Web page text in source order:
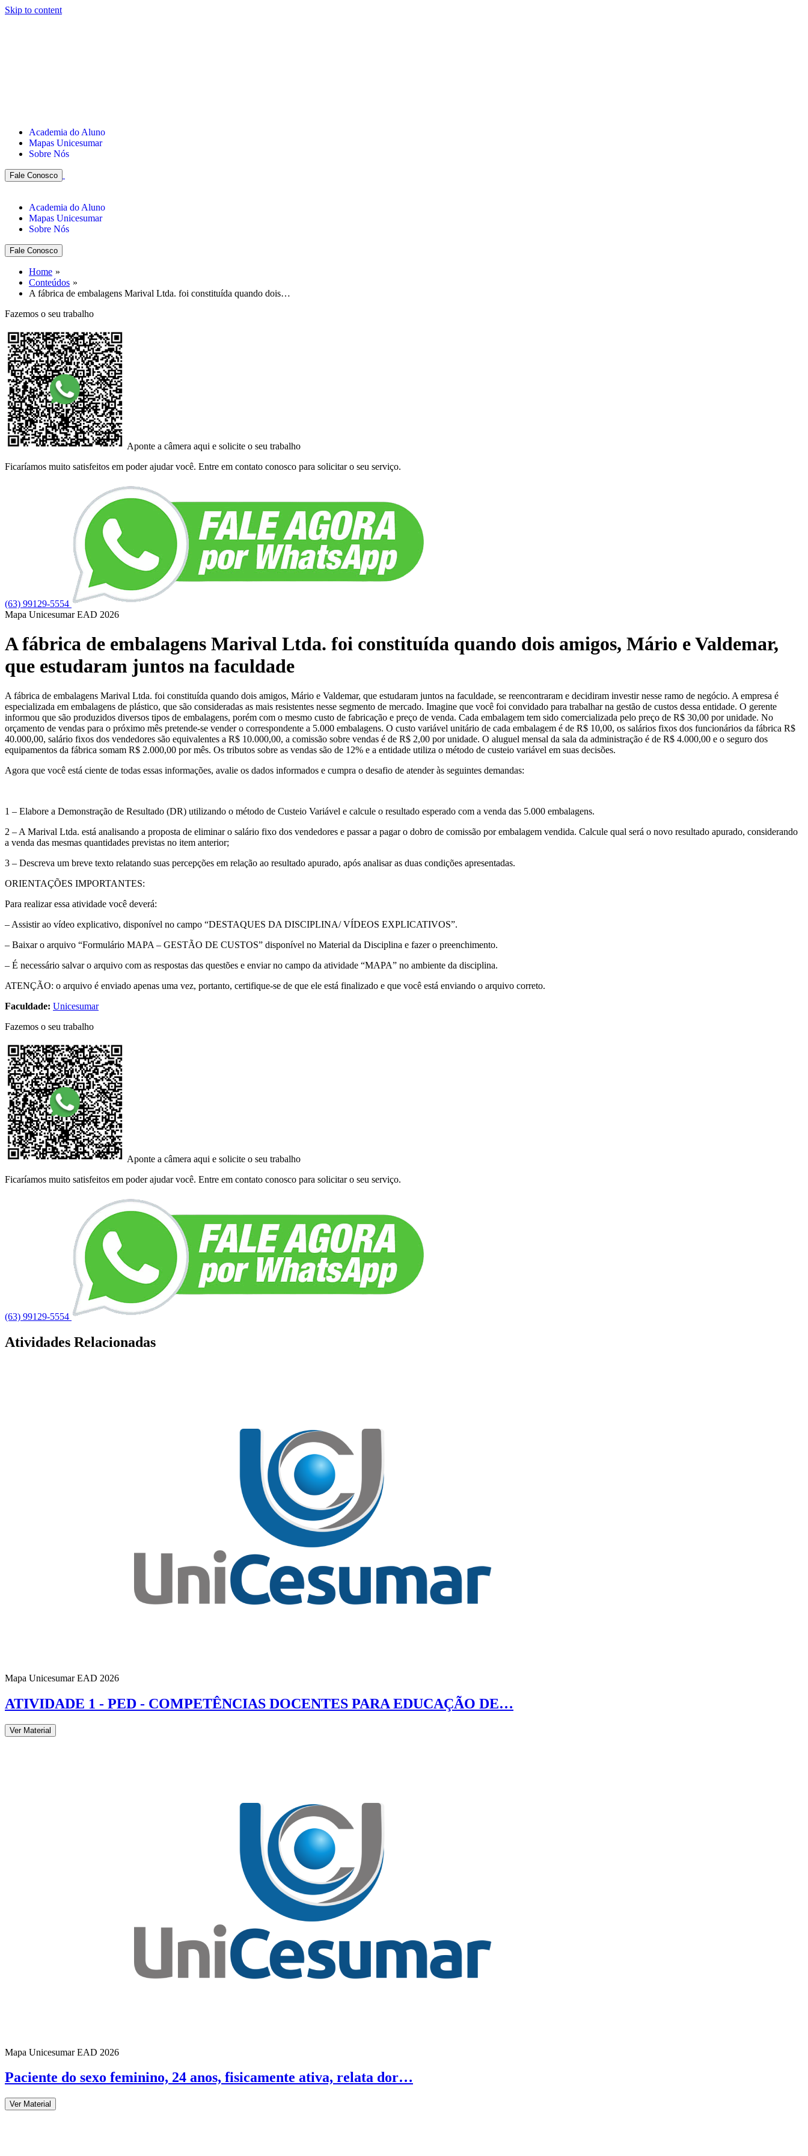
Skip to content
Academia do Aluno
Mapas Unicesumar
Sobre Nós
Fale Conosco
Academia do Aluno
Mapas Unicesumar
Sobre Nós
Fale Conosco
Home
Conteúdos
A fábrica de embalagens Marival Ltda. foi constituída quando dois…
Fazemos o seu trabalho
Aponte a câmera aqui e solicite o seu trabalho
Ficaríamos muito satisfeitos em poder ajudar você. Entre em contato conosco para solicitar o seu serviço.
(63) 99129-5554
Mapa Unicesumar EAD 2026
A fábrica de embalagens Marival Ltda. foi constituída quando dois amigos, Mário e Valdemar,
que estudaram juntos na faculdade
A fábrica de embalagens Marival Ltda. foi constituída quando dois amigos, Mário e Valdemar, que estudaram juntos na faculdade, se reencontraram e decidiram investir nesse ramo de negócio. A empresa é
especializada em embalagens de plástico, que são consideradas as mais resistentes nesse segmento de mercado. Imagine que você foi convidado para trabalhar na gestão de custos dessa entidade. O gerente
informou que são produzidos diversos tipos de embalagens, porém com o mesmo custo de fabricação e preço de venda. Cada embalagem tem sido comercializada pelo preço de R$ 30,00 por unidade. No
orçamento de vendas para o próximo mês pretende-se vender o correspondente a 5.000 embalagens. O custo variável unitário de cada embalagem é de R$ 10,00, os salários fixos dos funcionários da fábrica R$
40.000,00, salário fixos dos vendedores são equivalentes a R$ 10.000,00, a comissão sobre vendas é de R$ 2,00 por unidade. O aluguel mensal da sala da administração é de R$ 4.000,00 e o seguro dos
equipamentos da fábrica somam R$ 2.000,00 por mês. Os tributos sobre as vendas são de 12% e a entidade utiliza o método de custeio variável em suas decisões.
Agora que você está ciente de todas essas informações, avalie os dados informados e cumpra o desafio de atender às seguintes demandas:
1 – Elabore a Demonstração de Resultado (DR) utilizando o método de Custeio Variável e calcule o resultado esperado com a venda das 5.000 embalagens.
2 – A Marival Ltda. está analisando a proposta de eliminar o salário fixo dos vendedores e passar a pagar o dobro de comissão por embalagem vendida. Calcule qual será o novo resultado apurado, considerando
a venda das mesmas quantidades previstas no item anterior;
3 – Descreva um breve texto relatando suas percepções em relação ao resultado apurado, após analisar as duas condições apresentadas.
ORIENTAÇÕES IMPORTANTES:
Para realizar essa atividade você deverá:
– Assistir ao vídeo explicativo, disponível no campo “DESTAQUES DA DISCIPLINA/ VÍDEOS EXPLICATIVOS”.
– Baixar o arquivo “Formulário MAPA – GESTÃO DE CUSTOS” disponível no Material da Disciplina e fazer o preenchimento.
– É necessário salvar o arquivo com as respostas das questões e enviar no campo da atividade “MAPA” no ambiente da disciplina.
ATENÇÃO: o arquivo é enviado apenas uma vez, portanto, certifique-se de que ele está finalizado e que você está enviando o arquivo correto.
Faculdade: Unicesumar
Fazemos o seu trabalho
Aponte a câmera aqui e solicite o seu trabalho
Ficaríamos muito satisfeitos em poder ajudar você. Entre em contato conosco para solicitar o seu serviço.
(63) 99129-5554
Atividades Relacionadas
Mapa Unicesumar EAD 2026
ATIVIDADE 1 - PED - COMPETÊNCIAS DOCENTES PARA EDUCAÇÃO DE…
Ver Material
Mapa Unicesumar EAD 2026
Paciente do sexo feminino, 24 anos, fisicamente ativa, relata dor…
Ver Material